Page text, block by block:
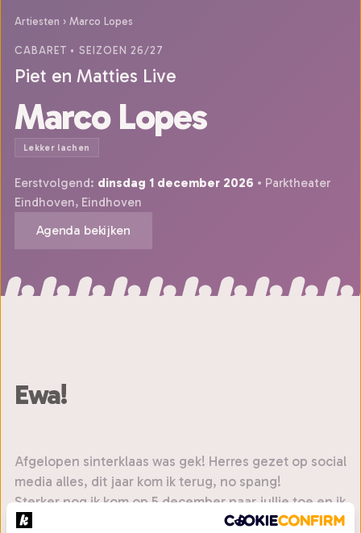
Artiesten › Marco Lopes
CABARET • SEIZOEN 26/27
Piet en Matties Live
Marco Lopes
Lekker lachen
Eerstvolgend: dinsdag 1 december 2026 • Parktheater
Eindhoven, Eindhoven
Agenda bekijken
Ewa!
Afgelopen sinterklaas was gek! Herres gezet op social
media alles, dit jaar kom ik terug, no spang!
Sterker nog ik kom op 5 december naar jullie toe en ik
breng mijn comedy matties mee. Wil je lachen